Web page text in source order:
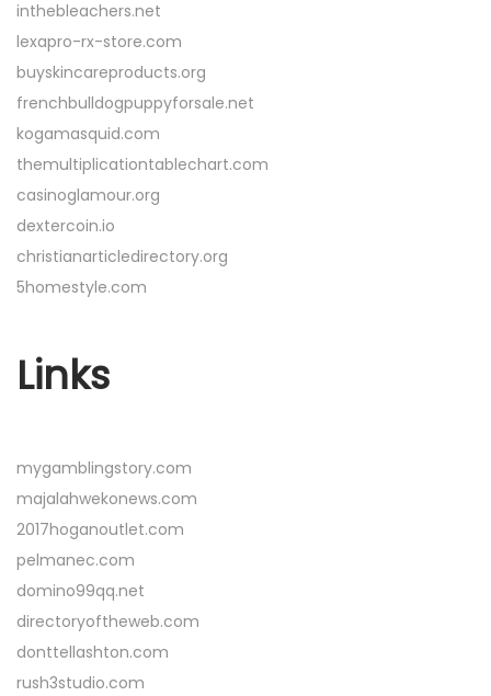
inthebleachers.net
lexapro-rx-store.com
buyskincareproducts.org
frenchbulldogpuppyforsale.net
kogamasquid.com
themultiplicationtablechart.com
casinoglamour.org
dextercoin.io
christianarticledirectory.org
5homestyle.com
Links
mygamblingstory.com
majalahwekonews.com
2017hoganoutlet.com
pelmanec.com
domino99qq.net
directoryoftheweb.com
donttellashton.com
rush3studio.com